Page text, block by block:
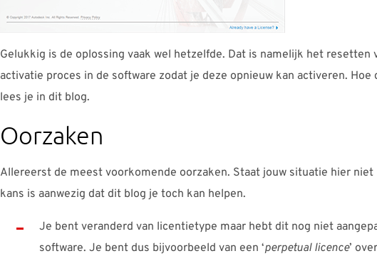
Gelukkig is de oplossing vaak wel hetzelfde. Dat is namelijk het resetten
activatie proces in de software zodat je deze opnieuw kan activeren. Hoe
lees je in dit blog.
Oorzaken
Allereerst de meest voorkomende oorzaken. Staat jouw situatie hier niet
kans is aanwezig dat dit blog je toch kan helpen.
Je bent veranderd van licentietype maar hebt dit nog niet
software. Je bent dus bijvoorbeeld van een ‘perpetual licence’